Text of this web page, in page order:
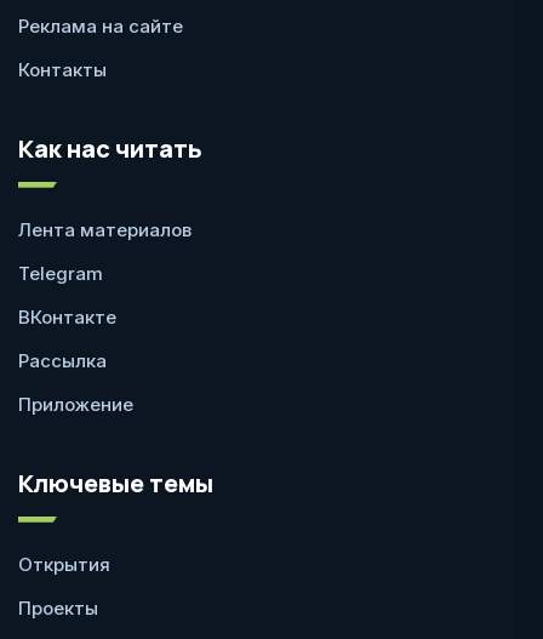
Реклама на сайте
Контакты
Как нас читать
Лента материалов
Telegram
ВКонтакте
Рассылка
Приложение
Ключевые темы
Открытия
Проекты